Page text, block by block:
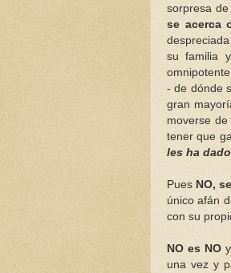
sorpresa
se acerca
su familia
- de dónde
gran
moverse
tener que
les ha
Pues NO,
único afán
con su
NO es NO
una vez y